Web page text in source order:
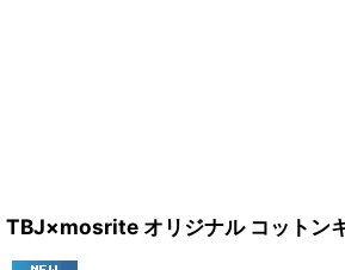
TBJ×mosrite オリジナル コットン